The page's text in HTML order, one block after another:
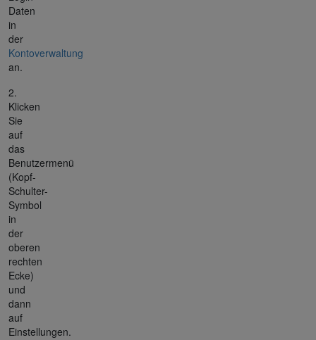
Daten
in
der
Kontoverwaltung
an.
2.
Klicken
Sie
auf
das
Benutzermenü
(Kopf-
Schulter-
Symbol
in
der
oberen
rechten
Ecke)
und
dann
auf
Einstellungen.